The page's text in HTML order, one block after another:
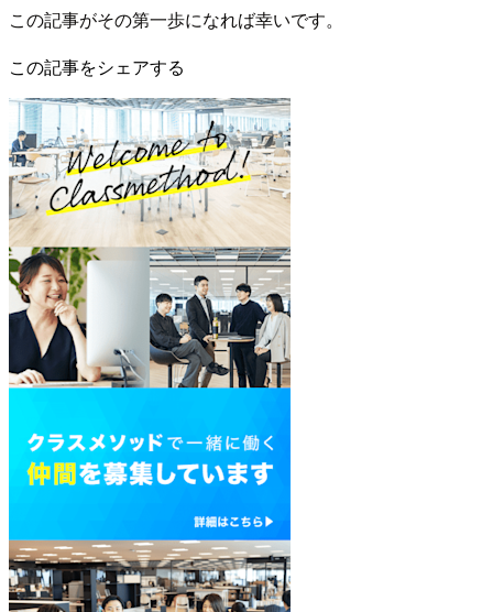
この記事がその第一歩になれば幸いです。
この記事をシェアする